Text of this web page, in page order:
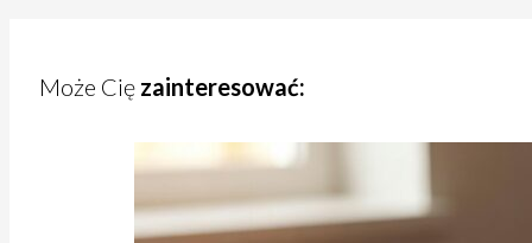
Może Cię zainteresować: